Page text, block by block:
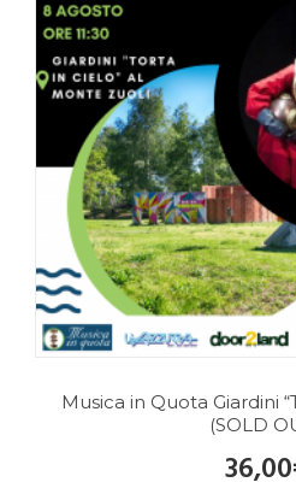
Musica in Quota Giardini
(SOLD
36,00